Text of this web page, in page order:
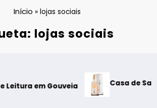
Início »lojas sociais
lojas sociais
em Gouveia Casa de Santar